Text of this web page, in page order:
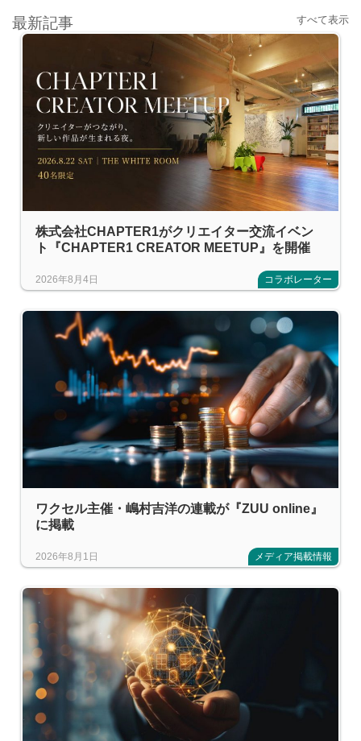
最新記事 すべて表示
株式会社CHAPTER1がクリエイター交流イベン
ト『CHAPTER1 CREATOR MEETUP』を開催
2026年8月4日 コラボレーター
ワクセル主催・嶋村吉洋の連載が『ZUU online』
に掲載
2026年8月1日 メディア掲載情報